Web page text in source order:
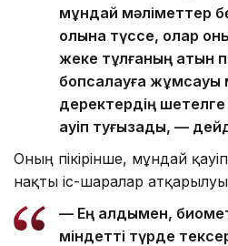
мұндай мәліметтер
қолына түссе, олар
жеке тұлғаның атын
бопсалауға жұмсауы
деректердің шетелге
қауіп туғызады, —
Оның пікірінше, мұндай
нақты іс-шаралар
— Ең алдымен,
міндетті түрде